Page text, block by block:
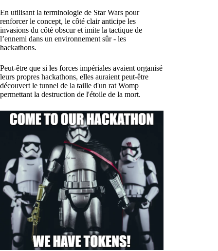
En utilisant la terminologie de Star Wars pour
renforcer le concept, le côté clair anticipe les
invasions du côté obscur et imite la tactique de
l’ennemi dans un environnement sûr - les
hackathons.
Peut-être que si les forces impériales avaient organisé
leurs propres hackathons, elles auraient peut-être
découvert le tunnel de la taille d'un rat Womp
permettant la destruction de l'étoile de la mort.